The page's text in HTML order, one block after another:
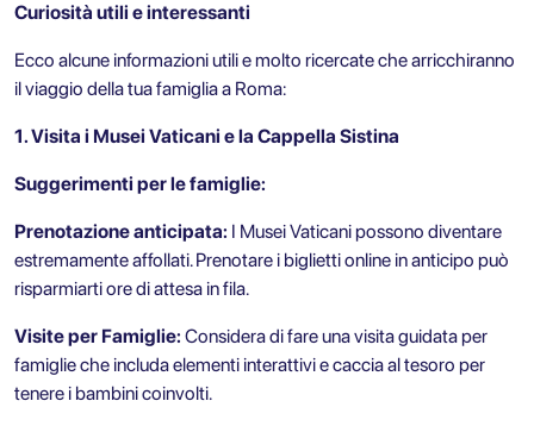
Curiosità utili e interessanti
Ecco alcune informazioni utili e molto ricercate che arricchiranno
il viaggio della tua famiglia a Roma:
1. Visita i Musei Vaticani e la Cappella Sistina
Suggerimenti per le famiglie:
Prenotazione anticipata: I Musei Vaticanipossono diventare
estremamente affollati. Prenotare i biglietti online in anticipo può
risparmiarti ore di attesa in fila.
Visite per Famiglie: Considera di fare una visita guidata per
famiglie che includa elementi interattivi e caccia al tesoro per
tenere i bambini coinvolti.